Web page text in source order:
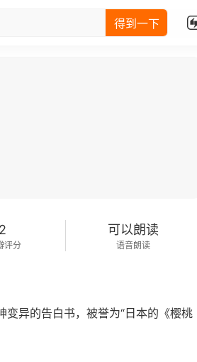
得到一下
评分
可以朗读
语音朗读
异的告白书，被誉为“日本的《樱桃